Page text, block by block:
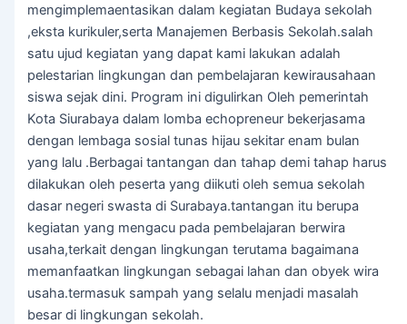
mengimplemaentasikan dalam kegiatan Budaya sekolah
,eksta kurikuler,serta Manajemen Berbasis Sekolah.salah
satu ujud kegiatan yang dapat kami lakukan adalah
pelestarian lingkungan dan pembelajaran kewirausahaan
siswa sejak dini. Program ini digulirkan Oleh pemerintah
Kota Siurabaya dalam lomba echopreneur bekerjasama
dengan lembaga sosial tunas hijau sekitar enam bulan
yang lalu .Berbagai tantangan dan tahap demi tahap harus
dilakukan oleh peserta yang diikuti oleh semua sekolah
dasar negeri swasta di Surabaya.tantangan itu berupa
kegiatan yang mengacu pada pembelajaran berwira
usaha,terkait dengan lingkungan terutama bagaimana
memanfaatkan lingkungan sebagai lahan dan obyek wira
usaha.termasuk sampah yang selalu menjadi masalah
besar di lingkungan sekolah.